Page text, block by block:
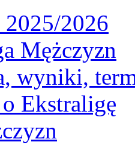
2026
Mężczyzn
wyniki,
Ekstraligę